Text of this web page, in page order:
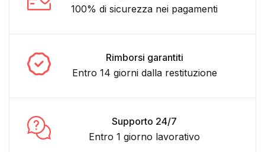
100% di sicurezza nei pagamenti
Rimborsi garantiti
Entro 14 giorni dalla restituzione
Supporto 24/7
Entro 1 giorno lavorativo